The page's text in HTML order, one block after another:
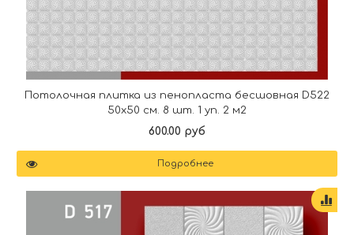
Потолочная плитка из пенопласта бесшовная D522
50х50 см. 8 шт. 1 уп. 2 м2
600.00 руб
Подробнее